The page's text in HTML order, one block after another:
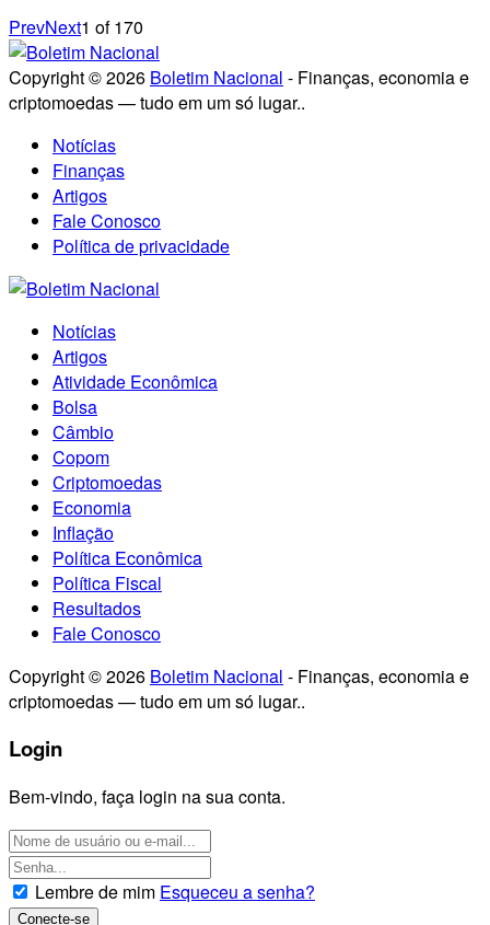
PrevNext1 of170
Copyright © 2026 Boletim Nacional - Finanças, economia e
criptomoedas — tudo em um só lugar..
Notícias
Finanças
Artigos
Fale Conosco
Política de privacidade
Notícias
Artigos
Atividade Econômica
Bolsa
Câmbio
Copom
Criptomoedas
Economia
Inflação
Política Econômica
Política Fiscal
Resultados
Fale Conosco
Copyright © 2026 Boletim Nacional - Finanças, economia e
criptomoedas — tudo em um só lugar..
Login
Bem-vindo, faça login na sua conta.
Lembre de mim Esqueceu a senha?